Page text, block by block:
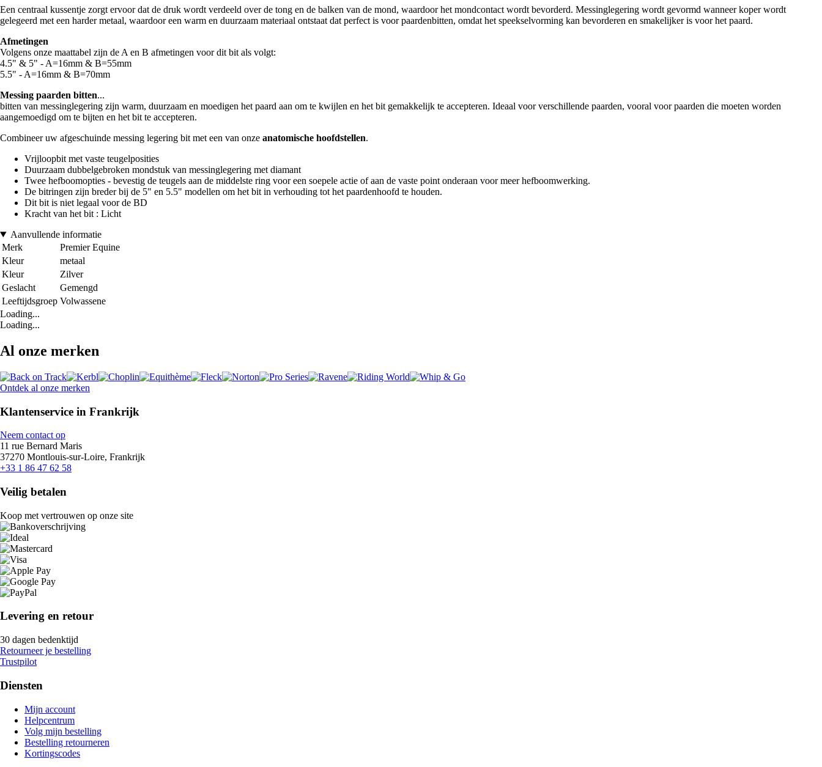
Een centraal kussentje zorgt ervoor dat de druk wordt verdeeld over de tong en de balken van de mond, waardoor het mondcontact wordt bevorderd. Messinglegering wordt gevormd wanneer koper wordt
gelegeerd met een harder metaal, waardoor een warm en duurzaam materiaal ontstaat dat perfect is voor paardenbitten, omdat het speekselvorming kan bevorderen en smakelijker is voor het paard.
Afmetingen
Volgens onze maattabel zijn de A en B afmetingen voor dit bit als volgt:
4.5" & 5" - A=16mm & B=55mm
5.5" - A=16mm & B=70mm
Messing paarden bitten...
bitten van messinglegering zijn warm, duurzaam en moedigen het paard aan om te kwijlen en het bit gemakkelijk te accepteren. Ideaal voor verschillende paarden, vooral voor paarden die moeten worden
aangemoedigd om te bijten en het bit te accepteren.
Combineer uw afgeschuinde messing legering bit met een van onze anatomische hoofdstellen.
Vrijloopbit met vaste teugelposities
Duurzaam dubbelgebroken mondstuk van messinglegering met diamant
Twee hefboomopties - bevestig de teugels aan de middelste ring voor een soepele actie of aan de vaste point onderaan voor meer hefboomwerking.
De bitringen zijn breder bij de 5" en 5.5" modellen om het bit in verhouding tot het paardenhoofd te houden.
Dit bit is niet legaal voor de BD
Kracht van het bit : Licht
Aanvullende informatie
Merk
Premier Equine
Kleur
metaal
Kleur
Zilver
Geslacht
Gemengd
Leeftijdsgroep Volwassene
Loading...
Loading...
Al onze merken
Ontdek al onze merken
Klantenservice in Frankrijk
Neem contact op
11 rue Bernard Maris
37270 Montlouis-sur-Loire, Frankrijk
+33 1 86 47 62 58
Veilig betalen
Koop met vertrouwen op onze site
Levering en retour
30 dagen bedenktijd
Retourneer je bestelling
Trustpilot
Diensten
Mijn account
Helpcentrum
Volg mijn bestelling
Bestelling retourneren
Kortingscodes